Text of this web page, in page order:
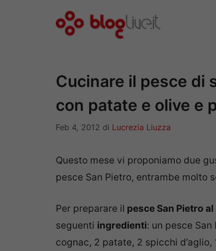
Cucinare il pesce di
con patate e olive e
Feb 4, 2012 di Lucrezia Liuzza
Questo mese vi proponiamo due
pesce San Pietro, entrambe molto
Per preparare il pesce San Pietro
seguenti ingredienti: un pesce
cognac, 2 patate, 2 spicchi